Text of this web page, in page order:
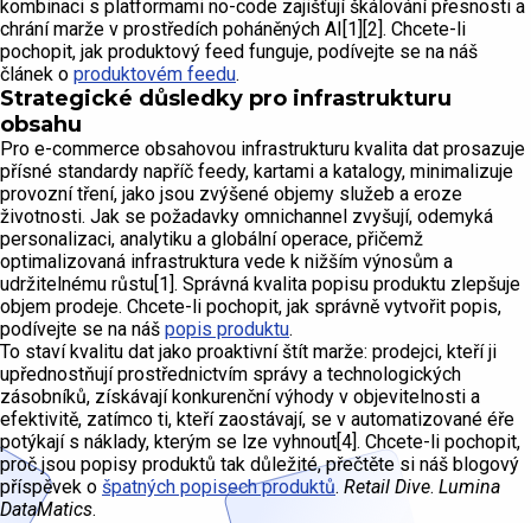
kombinaci s platformami no-code zajišťují škálování přesnosti a
chrání marže v prostředích poháněných AI[1][2]. Chcete-li
pochopit, jak produktový feed funguje, podívejte se na náš
článek o produktovém feedu.
Strategické důsledky pro infrastrukturu
obsahu
Pro e-commerce obsahovou infrastrukturu kvalita dat prosazuje
přísné standardy napříč feedy, kartami a katalogy, minimalizuje
provozní tření, jako jsou zvýšené objemy služeb a eroze
životnosti. Jak se požadavky omnichannel zvyšují, odemyká
personalizaci, analytiku a globální operace, přičemž
optimalizovaná infrastruktura vede k nižším výnosům a
udržitelnému růstu[1]. Správná kvalita popisu produktu zlepšuje
objem prodeje. Chcete-li pochopit, jak správně vytvořit popis,
podívejte se na náš popis produktu.
To staví kvalitu dat jako proaktivní štít marže: prodejci, kteří ji
upřednostňují prostřednictvím správy a technologických
zásobníků, získávají konkurenční výhody v objevitelnosti a
efektivitě, zatímco ti, kteří zaostávají, se v automatizované éře
potýkají s náklady, kterým se lze vyhnout[4]. Chcete-li pochopit,
proč jsou popisy produktů tak důležité, přečtěte si náš blogový
příspěvek o špatných popisech produktů. Retail Dive. Lumina
DataMatics.